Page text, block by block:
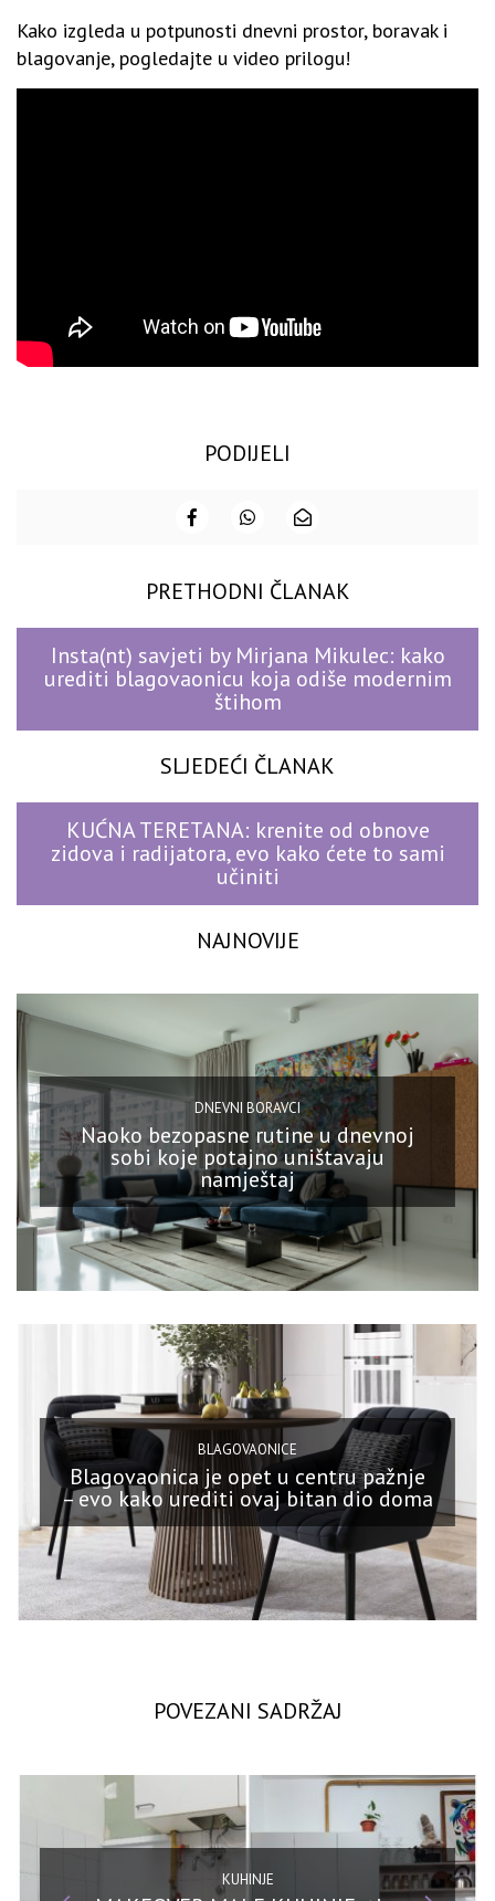
Kako izgleda u potpunosti dnevni prostor, boravak i
blagovanje, pogledajte u video prilogu!
PODIJELI
PRETHODNI ČLANAK
Insta(nt) savjeti by Mirjana Mikulec: kako
urediti blagovaonicu koja odiše modernim
štihom
SLJEDEĆI ČLANAK
KUĆNA TERETANA: krenite od obnove
zidova i radijatora, evo kako ćete to sami
učiniti
NAJNOVIJE
DNEVNI BORAVCI
Naoko bezopasne rutine u dnevnoj
sobi koje potajno uništavaju
namještaj
BLAGOVAONICE
Blagovaonica je opet u centru pažnje
– evo kako urediti ovaj bitan dio doma
POVEZANI SADRŽAJ
KUHINJE